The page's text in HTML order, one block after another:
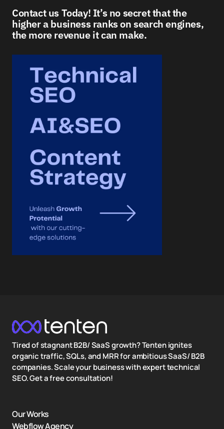
Contact us Today! It’s no secret that the
higher a business ranks on search engines,
the more revenue it can make.
Tired of stagnant B2B/ SaaS growth? Tenten ignites
organic traffic, SQLs, and MRR for ambitious SaaS/ B2B
companies. Scale your business with expert technical
SEO. Get a free consultation!
Our Works
Webflow Agency